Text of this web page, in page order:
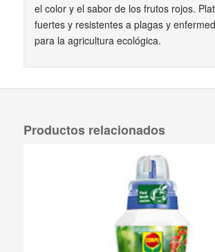
el color y el sabor de los frutos rojos.
fuertes y resistentes a plagas y
para la agricultura ecológica.
Productos relacionados